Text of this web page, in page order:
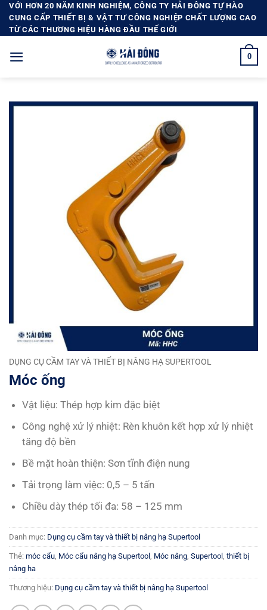
Bỏ
qua
nội
dung
VỚI HƠN 20 NĂM KINH NGHIỆM, CÔNG TY HẢI ĐÔNG TỰ HÀO
CUNG CẤP THIẾT BỊ & VẬT TƯ CÔNG NGHIỆP CHẤT LƯỢNG CAO
TỪ CÁC THƯƠNG HIỆU HÀNG ĐẦU THẾ GIỚI
0
DỤNG CỤ CẦM TAY VÀ THIẾT BỊ NÂNG HẠ SUPERTOOL
Móc ống
Vật liệu: Thép hợp kim đặc biệt
Công nghệ xử lý nhiệt: Rèn khuôn kết hợp xử lý nhiệt
tăng độ bền
Bề mặt hoàn thiện: Sơn tĩnh điện nung
Tải trọng làm việc: 0,5 – 5 tấn
Chiều dày thép tối đa: 58 – 125 mm
Danh mục: Dụng cụ cầm tay và thiết bị nâng hạ Supertool
Thẻ: móc cẩu Móc cẩu nâng hạ Supertool Móc nâng Supertool thiết bị
nâng ha
Thương hiệu: Dụng cụ cầm tay và thiết bị nâng hạ Supertool